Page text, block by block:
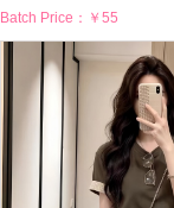
Batch Price： ￥55